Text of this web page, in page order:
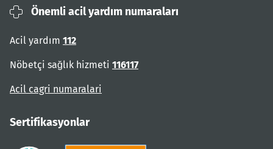
Önemli acil yardım numaraları
Acil yardım 112
Nöbetçi sağlık hizmeti 116117
Acil cagri numaralari
Sertifikasyonlar